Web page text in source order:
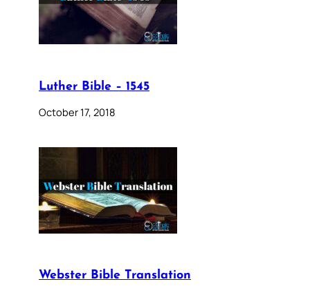
Luther Bible – 1545
October 17, 2018
Webster Bible Translation